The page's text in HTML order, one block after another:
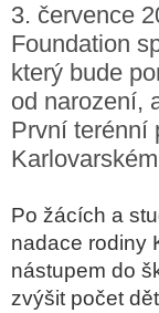
3. července
Foundation
který bude
od narození,
První terénní
Po žácích a
nadace rodiny
nástupem do
zvýšit počet